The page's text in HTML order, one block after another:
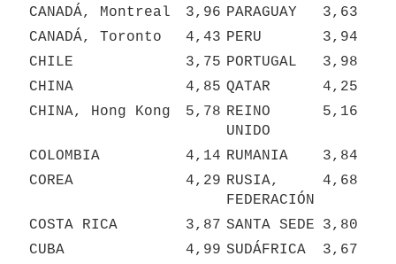
CANADÁ, Montreal
3,96 PARAGUAY
3,63
CANADÁ, Toronto
4,43 PERU
3,94
CHILE
3,75 PORTUGAL
3,98
CHINA
4,85 QATAR
4,25
CHINA, Hong Kong
5,78 REINO
UNIDO
5,16
COLOMBIA 4,14 RUMANIA
3,84
COREA
4,29 RUSIA,
FEDERACIÓN
4,68
COSTA RICA 3,87 SANTA SEDE
3,80
CUBA
4,99 SUDÁFRICA
3,67